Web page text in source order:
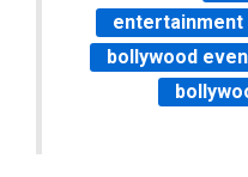
entertainment
bollywood